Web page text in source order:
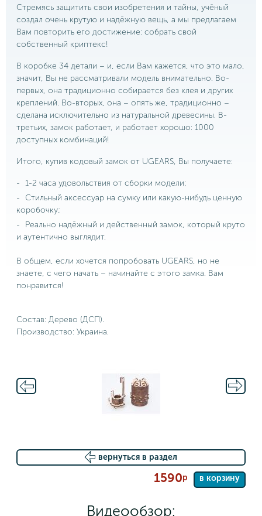
Стремясь защитить свои изобретения и тайны, учёный
создал очень крутую и надёжную вещь, а мы предлагаем
Вам повторить его достижение: собрать свой
собственный криптекс!
В коробке 34 детали – и, если Вам кажется, что это мало,
значит, Вы не рассматривали модель внимательно. Во-
первых, она традиционно собирается без клея и других
креплений. Во-вторых, она – опять же, традиционно –
сделана исключительно из натуральной древесины. В-
третьих, замок работает, и работает хорошо: 1000
доступных комбинаций!
Итого, купив кодовый замок от UGEARS, Вы получаете:
1-2 часа удовольствия от сборки модели;
Стильный аксессуар на сумку или какую-нибудь ценную
коробочку;
Реально надёжный и действенный замок, который круто
и аутентично выглядит.
В общем, если хочется попробовать UGEARS, но не
знаете, с чего начать – начинайте с этого замка. Вам
понравится!
Cостав: Дерево (ДСП).
Производство: Украина.
вернуться в раздел
1590р в корзину
Видеообзор: